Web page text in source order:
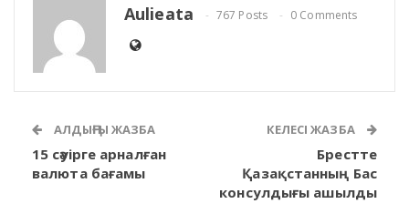
Aulieata 767 Posts 0 Comments
АЛДЫҢҒЫ ЖАЗБА
15 сәуірге арналған
валюта бағамы
КЕЛЕСІ ЖАЗБА
Брестте
Қазақстанның Бас
консулдығы ашылды